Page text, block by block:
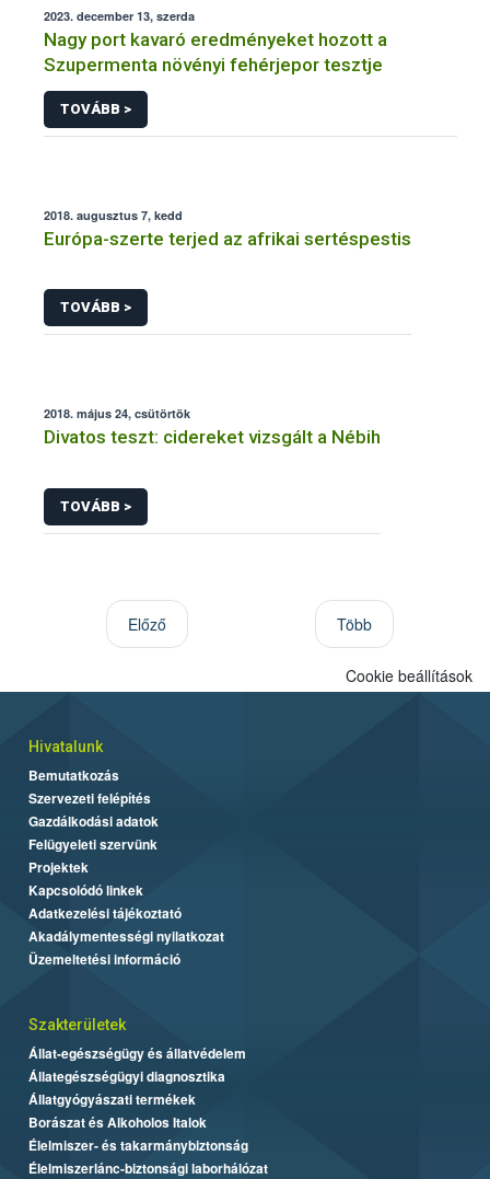
2023. december 13, szerda
Nagy port kavaró eredményeket hozott a
Szupermenta növényi fehérjepor tesztje
TOVÁBB >
2018. augusztus 7, kedd
Európa-szerte terjed az afrikai sertéspestis
TOVÁBB >
2018. május 24, csütörtök
Divatos teszt: cidereket vizsgált a Nébih
TOVÁBB >
Előző Több
Cookie beállítások
Hivatalunk
Bemutatkozás
Szervezeti felépítés
Gazdálkodási adatok
Felügyeleti szervünk
Projektek
Kapcsolódó linkek
Adatkezelési tájékoztató
Akadálymentességi nyilatkozat
Üzemeltetési információ
Szakterületek
Állat-egészségügy és állatvédelem
Állategészségügyi diagnosztika
Állatgyógyászati termékek
Borászat és Alkoholos Italok
Élelmiszer- és takarmánybiztonság
Élelmiszerlánc-biztonsági laborhálózat